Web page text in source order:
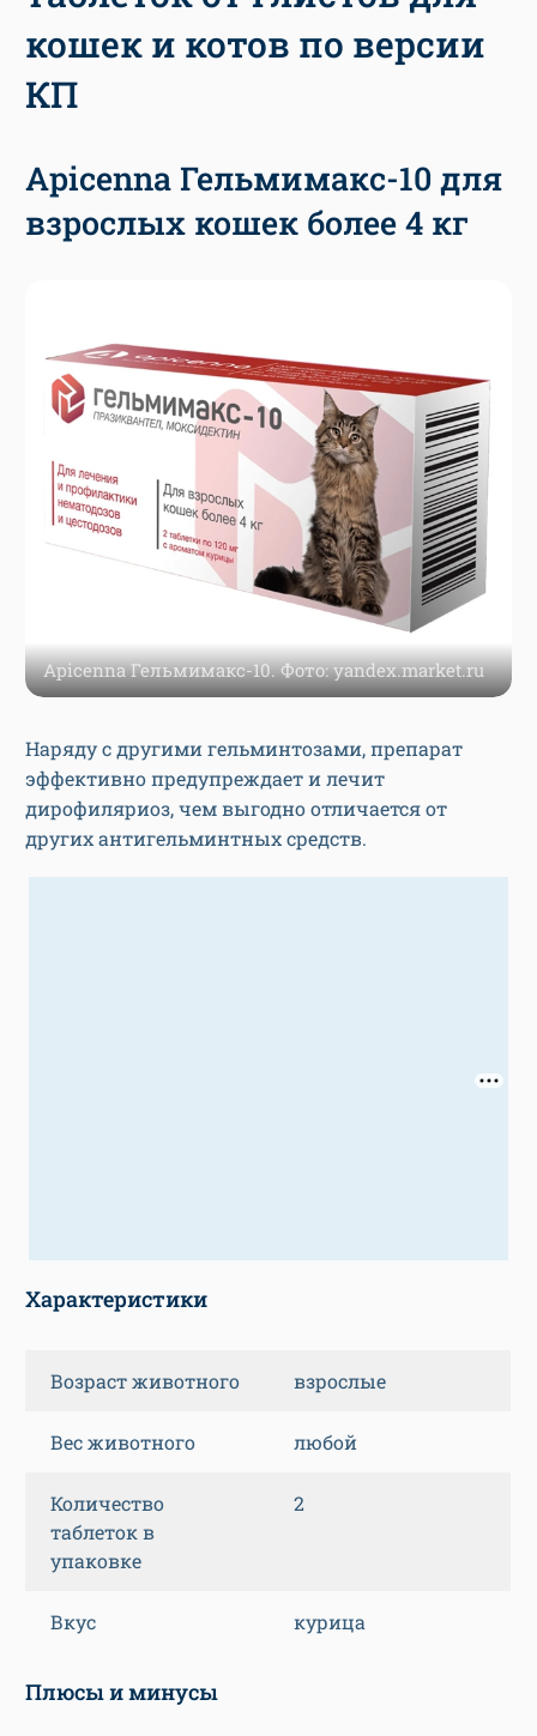
кошек и котов по версии
КП
Apicenna Гельмимакс-10 для
взрослых кошек более 4 кг
Apicenna Гельмимакс-10. Фото: yandex.market.ru
Наряду с другими гельминтозами, препарат
эффективно предупреждает и лечит
дирофиляриоз, чем выгодно отличается от
других антигельминтных средств.
Характеристики
Возраст животного взрослые
Вес животного любой
Количество
таблеток в
упаковке
2
Вкус курица
Плюсы и минусы